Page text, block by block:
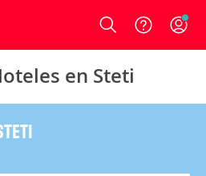
Login
en Steti